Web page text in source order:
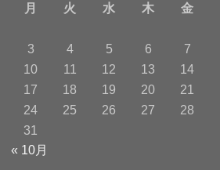
月
火 水 木 金
3
4 5 6 7
10
11 12 13 14
17
18 19 20 21
24
25 26 27 28
31
« 10月